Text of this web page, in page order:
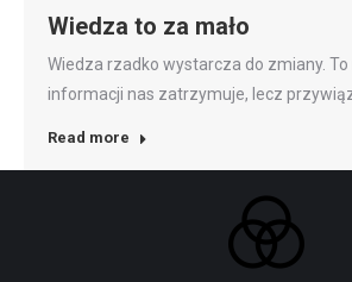
Wiedza to za mało
Wiedza rzadko wystarcza do zmiany. To
informacji nas zatrzymuje, lecz
Read more